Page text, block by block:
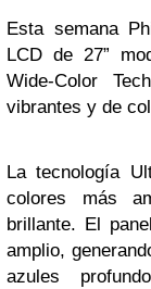
Esta semana
LCD de 27”
Wide-Color
vibrantes y de
La tecnología
colores más
brillante. El
amplio,
azules